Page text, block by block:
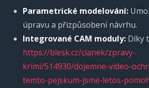
Parametrické modelování:
úpravu a přizpůsobení návrhu.
Integrované CAM moduly: Díky
https://blesk.cz/clanek/zpravy-
krimi/514930/dojemne-video-
temto-pejskum-jsme-letos-